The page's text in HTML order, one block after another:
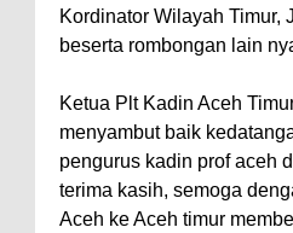
Kordinator Wilayah Timur,
beserta rombongan lain
Ketua Plt Kadin Aceh
menyambut baik
pengurus kadin prof aceh
terima kasih, semoga
Aceh ke Aceh timur